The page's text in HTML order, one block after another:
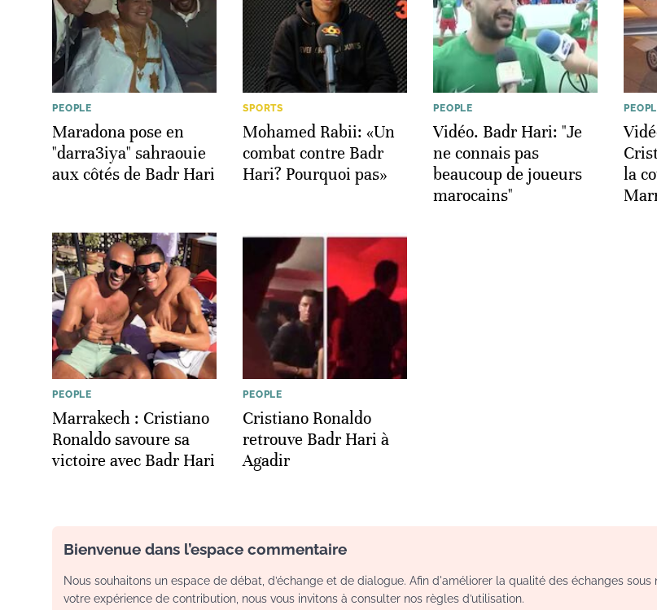
PEOPLE
Maradona pose en
"darra3iya" sahraouie
aux côtés de Badr Hari
SPORTS
Mohamed Rabii: «Un
combat contre Badr
Hari? Pourquoi pas»
PEOPLE
Vidéo. Badr Hari: "Je
ne connais pas
beaucoup de joueurs
marocains"
la
PEOPLE
Marrakech : Cristiano
Ronaldo savoure sa
victoire avec Badr Hari
PEOPLE
Cristiano Ronaldo
retrouve Badr Hari à
Agadir
Bienvenue dans l’espace commentaire
Nous souhaitons un espace de débat, d’échange et de dialogue. Afin d'améliorer la qualité des échanges sous
votre expérience de contribution, nous vous invitons à consulter nos règles d’utilisation.